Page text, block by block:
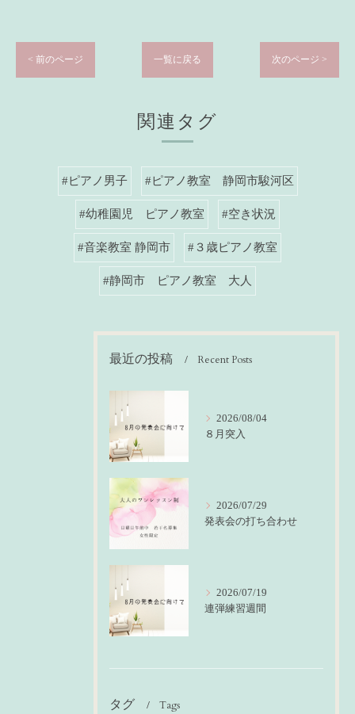
< 前のページ 一覧に戻る 次のページ >
関連タグ
#ピアノ男子 #ピアノ教室 静岡市駿河区
#幼稚園児 ピアノ教室 #空き状況
#音楽教室 静岡市 #３歳ピアノ教室
#静岡市 ピアノ教室 大人
最近の投稿 Recent Posts
2026/08/04
８月突入
2026/07/29
発表会の打ち合わせ
2026/07/19
連弾練習週間
タグ Tags